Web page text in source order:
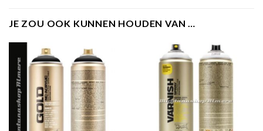
JE ZOU OOK KUNNEN HOUDEN VAN …